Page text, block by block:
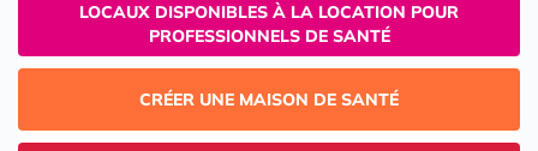
LOCAUX DISPONIBLES À LA LOCATION POUR
PROFESSIONNELS DE SANTÉ
CRÉER UNE MAISON DE SANTÉ